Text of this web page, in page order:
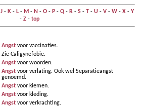
J- K- L- M - N - O- P- Q- R- S- T- U- V- W- X- Y
- Z- top
Angst voor vaccinaties.
Zie Caligynefobie.
Angst voor woorden.
Angst voor verlating. Ook wel Separatieangst
genoemd.
Angst voor kiemen.
Angst voor kleding.
Angst voor verkrachting.